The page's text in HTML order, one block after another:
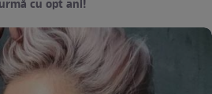
cu opt ani!